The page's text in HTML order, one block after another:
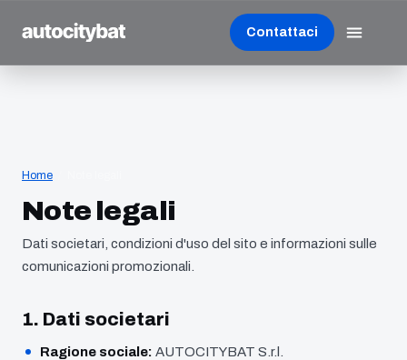
Contattaci
Home
Note legali
Dati societari, condizioni d'uso del sito e informazioni sulle
comunicazioni promozionali.
1. Dati societari
Ragione sociale: AUTOCITYBAT S.r.l.